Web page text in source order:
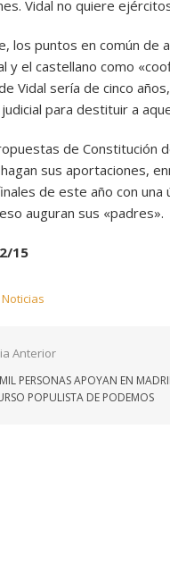
Vidal no quiere
los puntos en común de
y el castellano como
Vidal sería de cinco
para destituir a
de Constitución
sus aportaciones,
de este año con
auguran sus «padres».
15
Noticias
Anterior
PERSONAS APOYAN EN
POPULISTA DE PODEMOS